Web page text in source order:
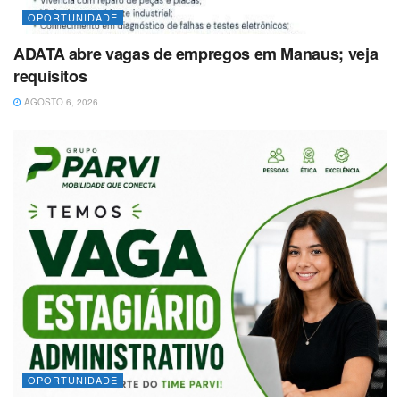
OPORTUNIDADE
ADATA abre vagas de empregos em Manaus; veja
requisitos
AGOSTO 6, 2026
OPORTUNIDADE